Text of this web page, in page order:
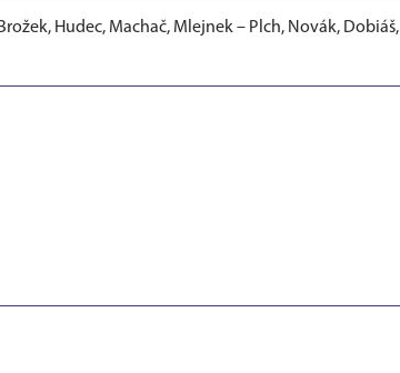
Hudec, Machač, Mlejnek – Plch, Novák, Dobiáš,